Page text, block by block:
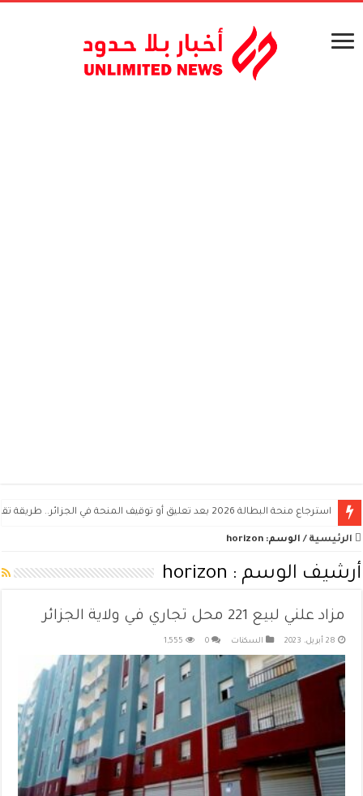
استرجاع منحة البطالة 2026 بعد تعليق أو توقيف المنحة في الجزائر.. طريقة تقديم الطعن
الرئيسية / الوسم:horizon
أرشيف الوسم : horizon
مزاد علني لبيع 221 محل تجاري في ولاية الجزائر
28 أبريل، 2023 السكنات 0
1,555